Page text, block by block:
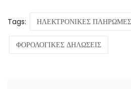
Tags: ΗΛΕΚΤΡΟΝΙΚΕΣ ΠΛΗΡΩΜΕΣ
ΦΟΡΟΛΟΓΙΚΕΣ ΔΗΛΩΣΕΙΣ